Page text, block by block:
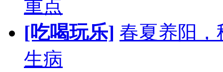
重点
[吃喝玩乐] 春夏养阳
生病